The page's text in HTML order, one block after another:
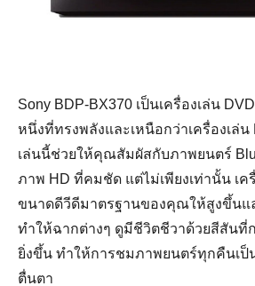
Sony BDP-BX370 เป็นเครื่องเล่น
หนึ่งที่ทรงพลังและเหนือกว่าเครื่องเล่น
เล่นนี้ช่วยให้คุณสัมผัสกับภาพยนตร์
ภาพ HD ที่คมชัด แต่ไม่เพียงเท่านั้น เค
ขนาดดีวีดีมาตรฐานของคุณให้สูงขึ้นแ
ทำให้ฉากต่างๆ ดูมีชีวิตชีวาด้วยสีสันที่
ยิ่งขึ้น ทำให้การชมภาพยนตร์ทุกคืนเ
ตื่นตา